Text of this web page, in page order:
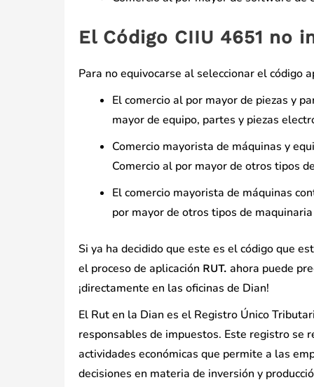
El Código CIIU 4651 no
Para no equivocarse al seleccionar el código
El comercio al por mayor de piezas y
mayor de equipo, partes y piezas
Comercio mayorista de máquinas y
Comercio al por mayor de otros tipos
El comercio mayorista de máquinas
por mayor de otros tipos de maquinaria
Si ya ha decidido que este es el código que
el proceso de aplicación RUT. ahora puede
¡directamente en las oficinas de Dian!
El Rut en la Dian es el Registro Único
responsables de impuestos. Este registro se
actividades económicas que permite a las
decisiones en materia de inversión y